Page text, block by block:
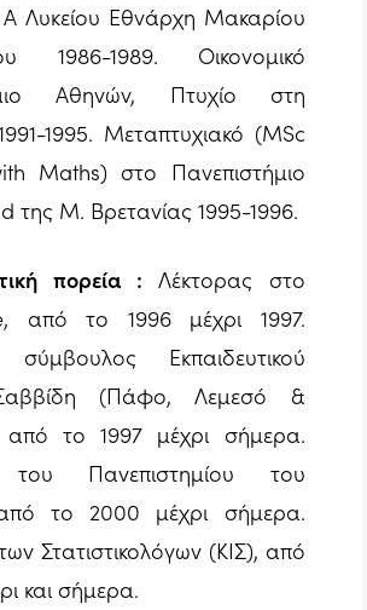
Λυκείου Εθνάρχη Μακαρίου
1986-1989. Οικονομικό
Αθηνών, Πτυχίο στη
1995. Μεταπτυχιακό (MSc
Maths) στο Πανεπιστήμιο
της Μ. Βρετανίας 1995-1996.
πορεία : Λέκτορας στο
από το 1996 μέχρι 1997.
σύμβουλος Εκπαιδευτικού
(Πάφο, Λεμεσό &
από το 1997 μέχρι σήμερα.
του Πανεπιστημίου του
το 2000 μέχρι σήμερα.
Στατιστικολόγων (ΚΙΣ), από
και σήμερα.